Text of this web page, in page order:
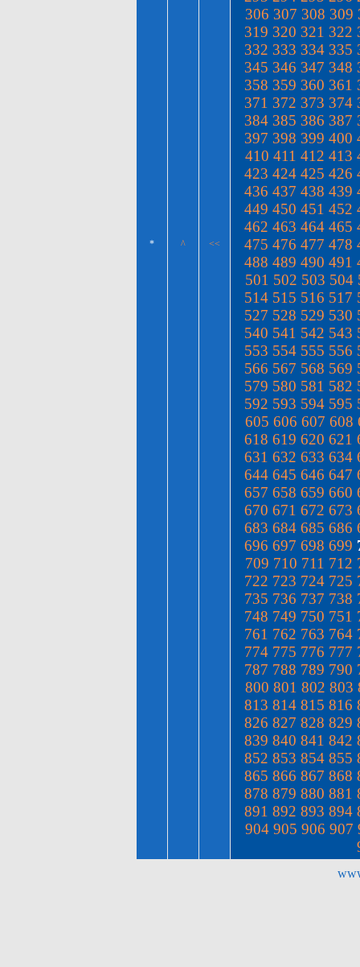
* ^ <<
306 307 308 309
319 320 321 322
332 333 334 335
345 346 347 348
358 359 360 361
371 372 373 374
384 385 386 387
397 398 399 400
410 411 412 413
423 424 425 426
436 437 438 439
449 450 451 452
462 463 464 465
475 476 477 478
488 489 490 491
501 502 503 504
514 515 516 517
527 528 529 530
540 541 542 543
553 554 555 556
566 567 568 569
579 580 581 582
592 593 594 595
605 606 607 608
618 619 620 621
631 632 633 634
644 645 646 647
657 658 659 660
670 671 672 673
683 684 685 686
696 697 698 699
709 710 711 712
722 723 724 725
735 736 737 738
748 749 750 751
761 762 763 764
774 775 776 777
787 788 789 790
800 801 802 803
813 814 815 816
826 827 828 829
839 840 841 842
852 853 854 855
865 866 867 868
878 879 880 881
891 892 893 894
904 905 906 907